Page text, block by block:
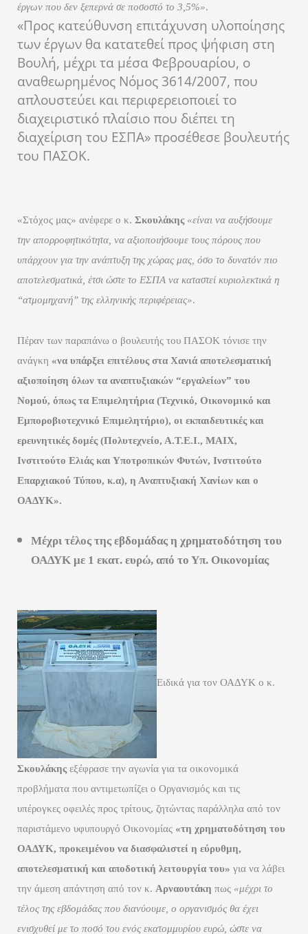
έργων που δεν ξεπερνά σε ποσοστό το 3,5%».
«Προς κατεύθυνση επιτάχυνση υλοποίησης
των έργων θα κατατεθεί προς ψήφιση στη
Βουλή, μέχρι τα μέσα Φεβρουαρίου, ο
αναθεωρημένος Νόμος 3614/2007, που
απλουστεύει και περιφερειοποιεί το
διαχειριστικό πλαίσιο που διέπει τη
διαχείριση του ΕΣΠΑ» προσέθεσε βουλευτής
του ΠΑΣΟΚ.
«Στόχος μας» ανέφερε ο κ. Σκουλάκης «είναι να αυξήσουμε
την απορροφητικότητα, να αξιοποιήσουμε τους πόρους που
υπάρχουν για την ανάπτυξη της χώρας μας, όσο το δυνατόν πιο
αποτελεσματικά, έτσι ώστε το ΕΣΠΑ να καταστεί κυριολεκτικά η
“ατμομηχανή” της ελληνικής περιφέρειας».
Πέραν των παραπάνω ο βουλευτής του ΠΑΣΟΚ τόνισε την
ανάγκη «να υπάρξει επιτέλους στα Χανιά αποτελεσματική
αξιοποίηση όλων τα αναπτυξιακών “εργαλείων” του
Νομού, όπως τα Επιμελητήρια (Τεχνικό, Οικονομικό και
Εμποροβιοτεχνικό Επιμελητήριο), οι εκπαιδευτικές και
ερευνητικές δομές (Πολυτεχνείο, Α.Τ.Ε.Ι., ΜΑΙΧ,
Ινστιτούτο Ελιάς και Υποτροπικών Φυτών, Ινστιτούτο
Επαρχιακού Τύπου, κ.α), η Αναπτυξιακή Χανίων και ο
ΟΑΔΥΚ».
Μέχρι τέλος της εβδομάδας η χρηματοδότηση του
ΟΑΔΥΚ με 1 εκατ. ευρώ, από το Υπ. Οικονομίας
Ειδικά για τον ΟΑΔΥΚ ο κ.
Σκουλάκης εξέφρασε την αγωνία για τα οικονομικά
προβλήματα που αντιμετωπίζει ο Οργανισμός και τις
υπέρογκες οφειλές προς τρίτους, ζητώντας παράλληλα από τον
παριστάμενο υφυπουργό Οικονομίας «τη χρηματοδότηση του
ΟΑΔΥΚ, προκειμένου να διασφαλιστεί η εύρυθμη,
αποτελεσματική και αποδοτική λειτουργία του» για να λάβει
την άμεση απάντηση από τον κ. Αρναουτάκη πως «μέχρι το
τέλος της εβδομάδας που διανύουμε, ο οργανισμός θα έχει
ενισχυθεί με το ποσό του ενός εκατομμυρίου ευρώ, ώστε να